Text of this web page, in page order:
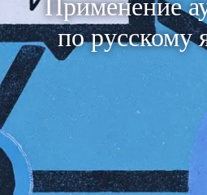
Применение
по русскому